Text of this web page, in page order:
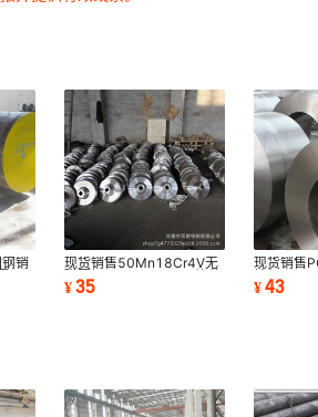
销
现货销售50Mn18Cr4V无
磁圆钢 50Mn18Cr4V锻件
库存充足
¥35
现货销售
钻杆
锻方
¥43